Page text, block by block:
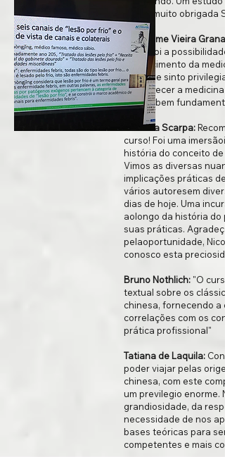
Nico e muito obrigada
Guilherme Vieira
curso foi a
conhecimento da
nível. Me sinto
e conhecer a medicina
sério e bem
Mariana Scarpa:
curso! Foi uma
história do conceito de
Vimos as diversas
implicações práticas
vários autoresem
dias de hoje. Uma
aolongo da história
suas práticas.
pelaoportunidade,
conosco esta
Bruno Nothlich: "O
textual sobre os
chinesa, fornecendo a
correlações com os
prática profissional"
Tatiana de Laquila:
poder viajar pelas
chinesa, com este
um previlegio enorme.
grandiosidade, da
necessidade de nos
bases teóricas para
competentes e mais